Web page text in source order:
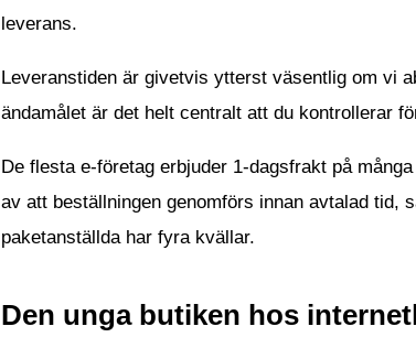
leverans.
Leveranstiden är givetvis ytterst väsentlig om vi
ändamålet är det helt centralt att du kontrollerar
De flesta e-företag erbjuder 1-dagsfrakt på
av att beställningen genomförs innan avtalad tid,
paketanställda har fyra kvällar.
Den unga butiken hos